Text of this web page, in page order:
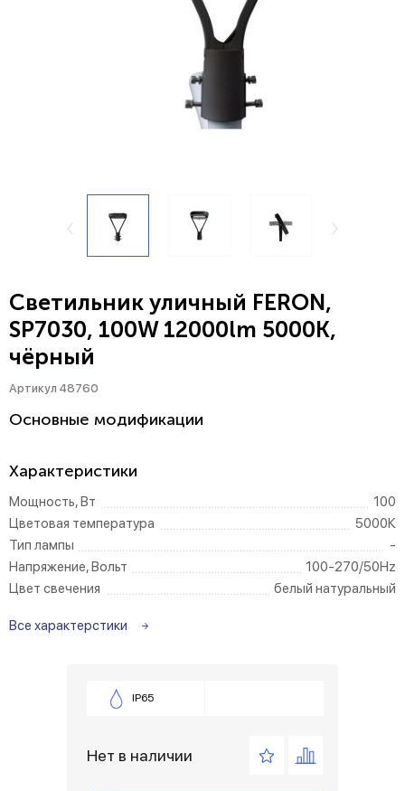
Светильник уличный FERON,
SP7030, 100W 12000lm 5000K,
чёрный
Артикул 48760
Основные модификации
Характеристики
Мощность, Вт
100
Цветовая температура
5000К
Тип лампы
-
Напряжение, Вольт
100-270/50Hz
Цвет свечения
белый натуральный
Все характерстики
IP65
Нет в наличии